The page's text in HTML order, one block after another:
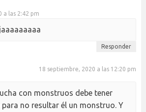
a las 2:42 pm
Responder
18 septiembre, 2020 a las 12:20 pm
con monstruos debe tener
no resultar él un monstruo. Y